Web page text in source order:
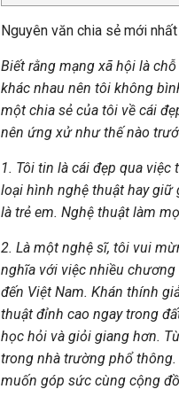
Nguyên văn chia sẻ mới
Biết rằng mạng xã hội là
khác nhau nên tôi không
một chia sẻ của tôi về cái
nên ứng xử như thế nào
1. Tôi tin là cái đẹp qua
loại hình nghệ thuật hay
là trẻ em. Nghệ thuật làm
2. Là một nghệ sĩ, tôi vui
nghĩa với việc nhiều
đến Việt Nam. Khán thính
thuật đỉnh cao ngay trong
học hỏi và giỏi giang hơn.
trong nhà trường phổ
muốn góp sức cùng cộng